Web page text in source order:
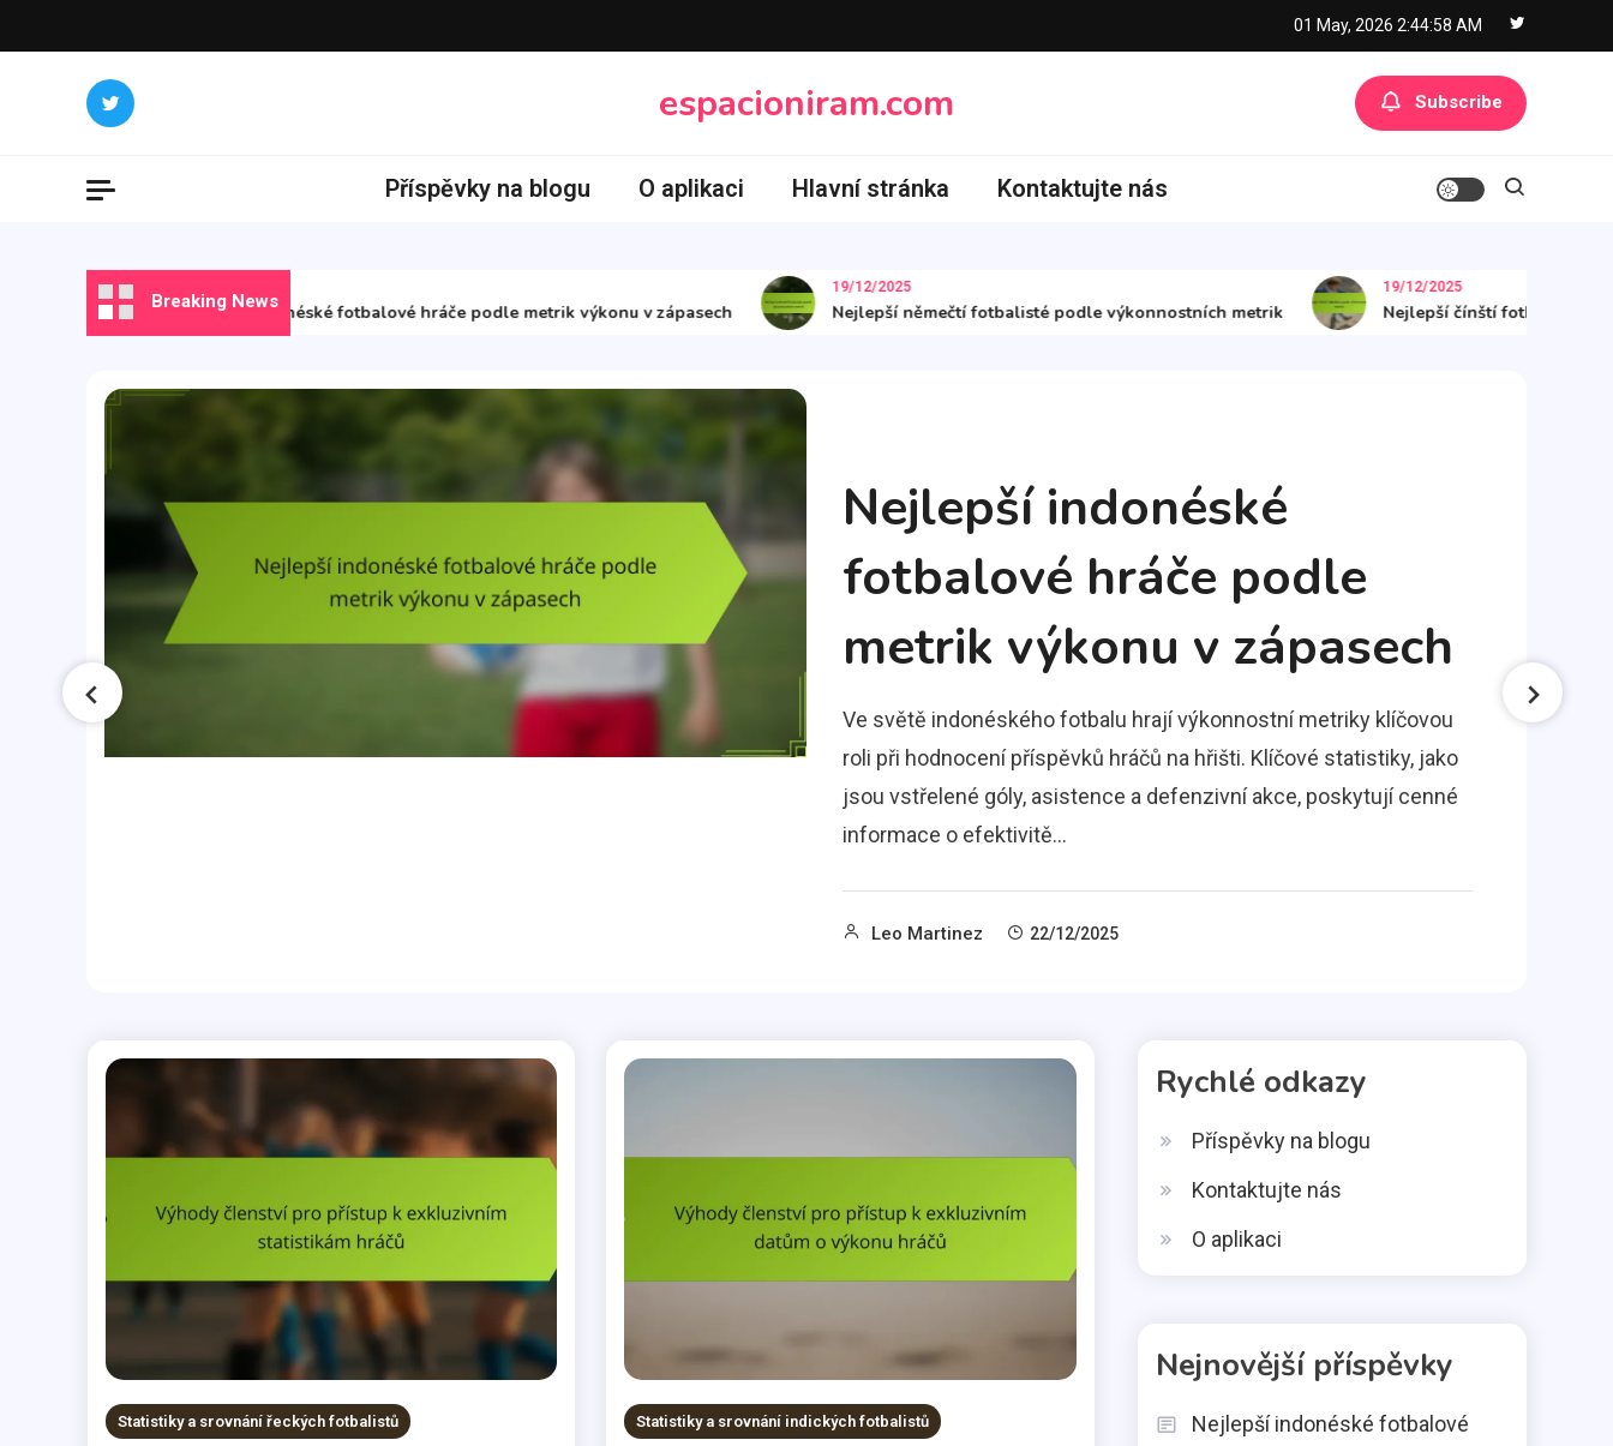
to
01 May, 2026 2:44:59 AM
espacioniram.com Subscribe
Příspěvky na blogu O aplikaci Hlavní stránka Kontaktujte nás
Breaking News
22/12/2025
Nejlepší indonéské fotbalové hráče podle metrik výkonu v zápasech
19/12/2025
Nejlepší němečtí fotbalisté podle výkonnostních metrik
19/12/2025
Nejlepší čínští fotbalisté podle
Nejlepší indonéské
fotbalové hráče podle
metrik výkonu v zápasech
Ve světě indonéského fotbalu hrají výkonnostní metriky klíčovou
roli při hodnocení příspěvků hráčů na hřišti. Klíčové statistiky, jako
jsou vstřelené góly, asistence a defenzivní akce, poskytují cenné
informace o efektivitě…
Leo Martinez 22/12/2025
Statistiky a srovnání řeckých fotbalistů Statistiky a srovnání indických fotbalistů
Rychlé odkazy
Příspěvky na blogu
Kontaktujte nás
O aplikaci
Nejnovější příspěvky
Nejlepší indonéské fotbalové